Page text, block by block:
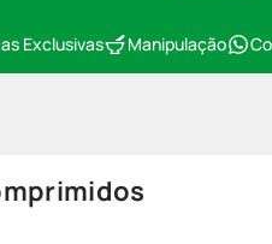
Exclusivas Manipulação